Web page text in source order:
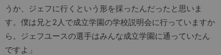
うか、ジェフに行くという形を採ったんだったと思いま
す。僕は兄と2人で成立学園の学校説明会に行っていますか
ら。ジェフユースの選手はみんな成立学園に通っていたん
ですよ」